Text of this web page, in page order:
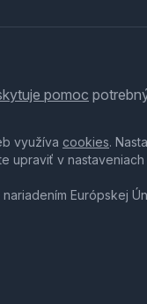
pomoc
využíva cookies.
upraviť v nastaveniach
Európskej